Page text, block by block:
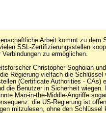
Arbeit kommt zu dem
SSL-Zertifizierungsstellen
zu ermöglichen.
Christopher Soghoian
Regierung vielfach die Schlüssel
(Certificate Authorities - CAs)
die Benutzer in Sicherheit wiegen.
Man-in-the-Middle-Angriffe
die US-Regierung ist
mitzulesen, ohne den Schlüssel